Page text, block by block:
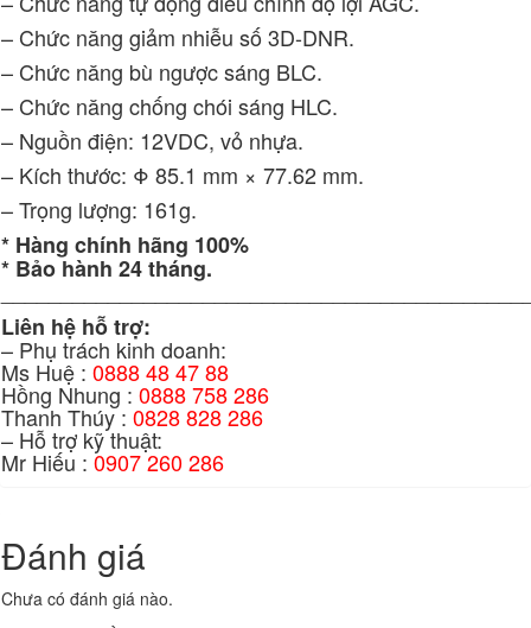
– Chức năng giảm nhiễu số 3D-DNR.
– Chức năng bù ngược sáng BLC.
– Chức năng chống chói sáng HLC.
– Nguồn điện: 12VDC, vỏ nhựa.
– Kích thước: Φ 85.1 mm × 77.62 mm.
– Trọng lượng: 161g.
* Hàng chính hãng 100%
* Bảo hành 24 tháng.
Liên hệ hỗ trợ:
– Phụ trách kinh doanh:
Ms Huệ : 0888 48 47 88
Hồng Nhung : 0888 758 286
Thanh Thúy : 0828 828 286
– Hỗ trợ kỹ thuật:
Mr Hiếu : 0907 260 286
Đánh giá
Chưa có đánh giá nào.